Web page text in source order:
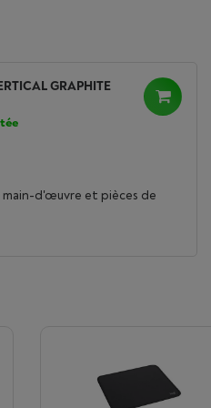
GRAPHITE
main-d'œuvre et pièces de